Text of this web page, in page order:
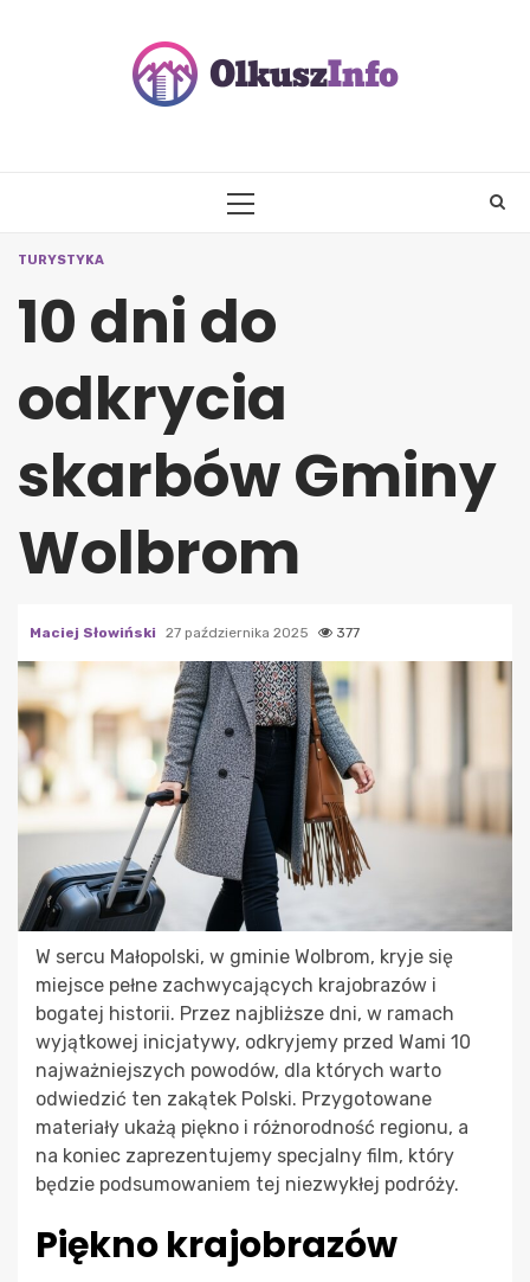
PRIMARY
TURYSTYKA
10 dni do
odkrycia
skarbów Gminy
Wolbrom
Maciej Słowiński 27 października 2025 377
W sercu Małopolski, w gminie Wolbrom, kryje się
miejsce pełne zachwycających krajobrazów i
bogatej historii. Przez najbliższe dni, w ramach
wyjątkowej inicjatywy, odkryjemy przed Wami 10
najważniejszych powodów, dla których warto
odwiedzić ten zakątek Polski. Przygotowane
materiały ukażą piękno i różnorodność regionu, a
na koniec zaprezentujemy specjalny film, który
będzie podsumowaniem tej niezwykłej podróży.
Piękno krajobrazów